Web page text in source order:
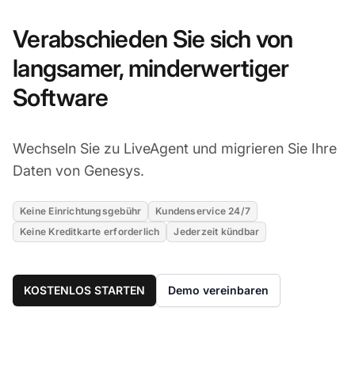
Verabschieden Sie sich von
langsamer, minderwertiger
Software
Wechseln Sie zu LiveAgent und migrieren Sie Ihre
Daten von Genesys.
Keine Einrichtungsgebühr
Kundenservice 24/7
Keine Kreditkarte erforderlich
Jederzeit kündbar
KOSTENLOS STARTEN Demo vereinbaren